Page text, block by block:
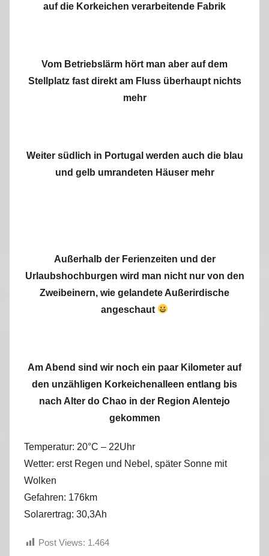
auf die Korkeichen verarbeitende Fabrik
Vom Betriebslärm hört man aber auf dem
Stellplatz fast direkt am Fluss überhaupt nichts
mehr
Weiter südlich in Portugal werden auch die blau
und gelb umrandeten Häuser mehr
Außerhalb der Ferienzeiten und der
Urlaubshochburgen wird man nicht nur von den
Zweibeinern, wie gelandete Außerirdische
angeschaut
Am Abend sind wir noch ein paar Kilometer auf
den unzähligen Korkeichenalleen entlang bis
nach Alter do Chao in der Region Alentejo
gekommen
Temperatur: 20°C – 22Uhr
Wetter: erst Regen und Nebel, später Sonne mit
Wolken
Gefahren: 176km
Solarertrag: 30,3Ah
Post Views: 1.464